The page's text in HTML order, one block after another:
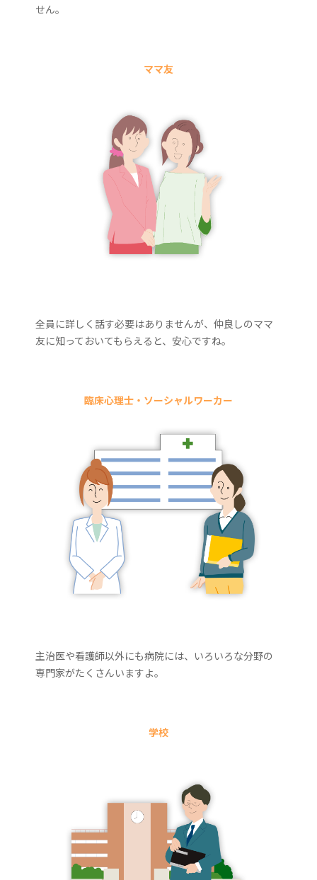
せん。
ママ友
全員に詳しく話す必要はありませんが、仲良しのママ
友に知っておいてもらえると、安心ですね。
臨床心理士・ソーシャルワーカー
主治医や看護師以外にも病院には、いろいろな分野の
専門家がたくさんいますよ。
学校